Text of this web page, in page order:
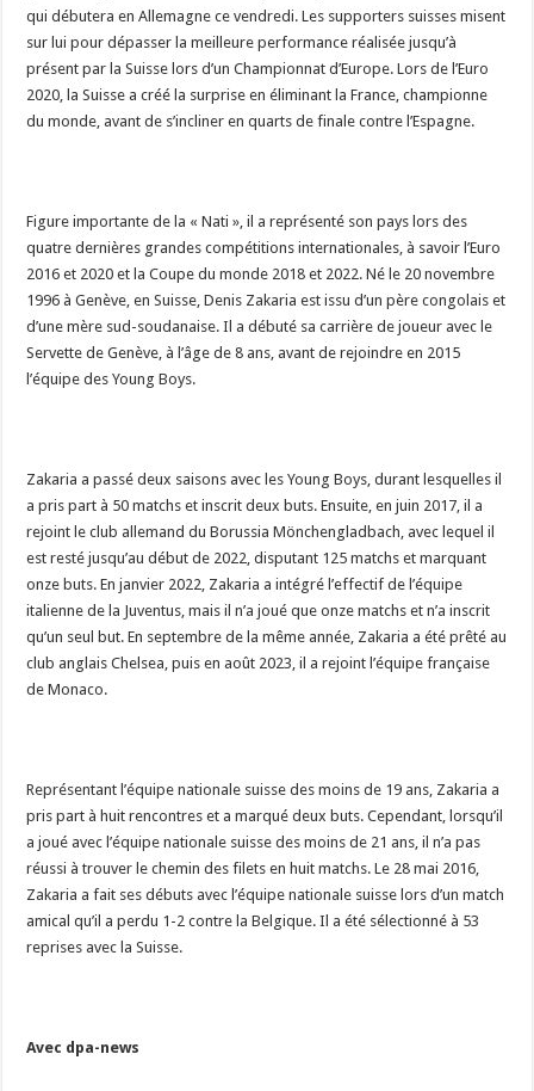
qui débutera en Allemagne ce vendredi. Les supporters suisses misent
sur lui pour dépasser la meilleure performance réalisée jusqu’à
présent par la Suisse lors d’un Championnat d’Europe. Lors de l’Euro
2020, la Suisse a créé la surprise en éliminant la France, championne
du monde, avant de s’incliner en quarts de finale contre l’Espagne.
Figure importante de la « Nati », il a représenté son pays lors des
quatre dernières grandes compétitions internationales, à savoir l’Euro
2016 et 2020 et la Coupe du monde 2018 et 2022. Né le 20 novembre
1996 à Genève, en Suisse, Denis Zakaria est issu d’un père congolais et
d’une mère sud-soudanaise. Il a débuté sa carrière de joueur avec le
Servette de Genève, à l’âge de 8 ans, avant de rejoindre en 2015
l’équipe des Young Boys.
Zakaria a passé deux saisons avec les Young Boys, durant lesquelles il
a pris part à 50 matchs et inscrit deux buts. Ensuite, en juin 2017, il a
rejoint le club allemand du Borussia Mönchengladbach, avec lequel il
est resté jusqu’au début de 2022, disputant 125 matchs et marquant
onze buts. En janvier 2022, Zakaria a intégré l’effectif de l’équipe
italienne de la Juventus, mais il n’a joué que onze matchs et n’a inscrit
qu’un seul but. En septembre de la même année, Zakaria a été prêté au
club anglais Chelsea, puis en août 2023, il a rejoint l’équipe française
de Monaco.
Représentant l’équipe nationale suisse des moins de 19 ans, Zakaria a
pris part à huit rencontres et a marqué deux buts. Cependant, lorsqu’il
a joué avec l’équipe nationale suisse des moins de 21 ans, il n’a pas
réussi à trouver le chemin des filets en huit matchs. Le 28 mai 2016,
Zakaria a fait ses débuts avec l’équipe nationale suisse lors d’un match
amical qu’il a perdu 1-2 contre la Belgique. Il a été sélectionné à 53
reprises avec la Suisse.
Avec dpa-news